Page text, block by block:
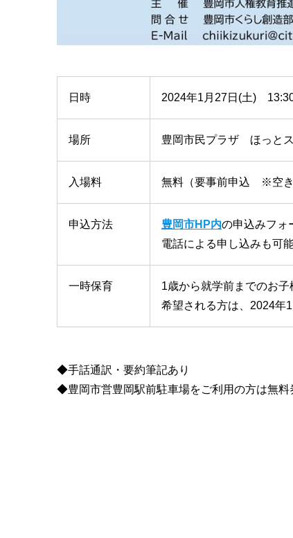
日時 2024年1月27日(土)
場所 豊岡市民プラザ ほっとス
入場料 無料（要事前申込 ※空き
申込方法 豊岡市HP内の申込みフォ
電話による申し込みも可
一時保育
1歳から就学前までのお子
希望される方は、2024年
◆手話通訳・要約筆記あり
◆豊岡市営豊岡駅前駐車場をご利用の方は無料